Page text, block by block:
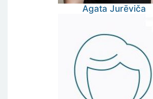
Agata Jurēviča